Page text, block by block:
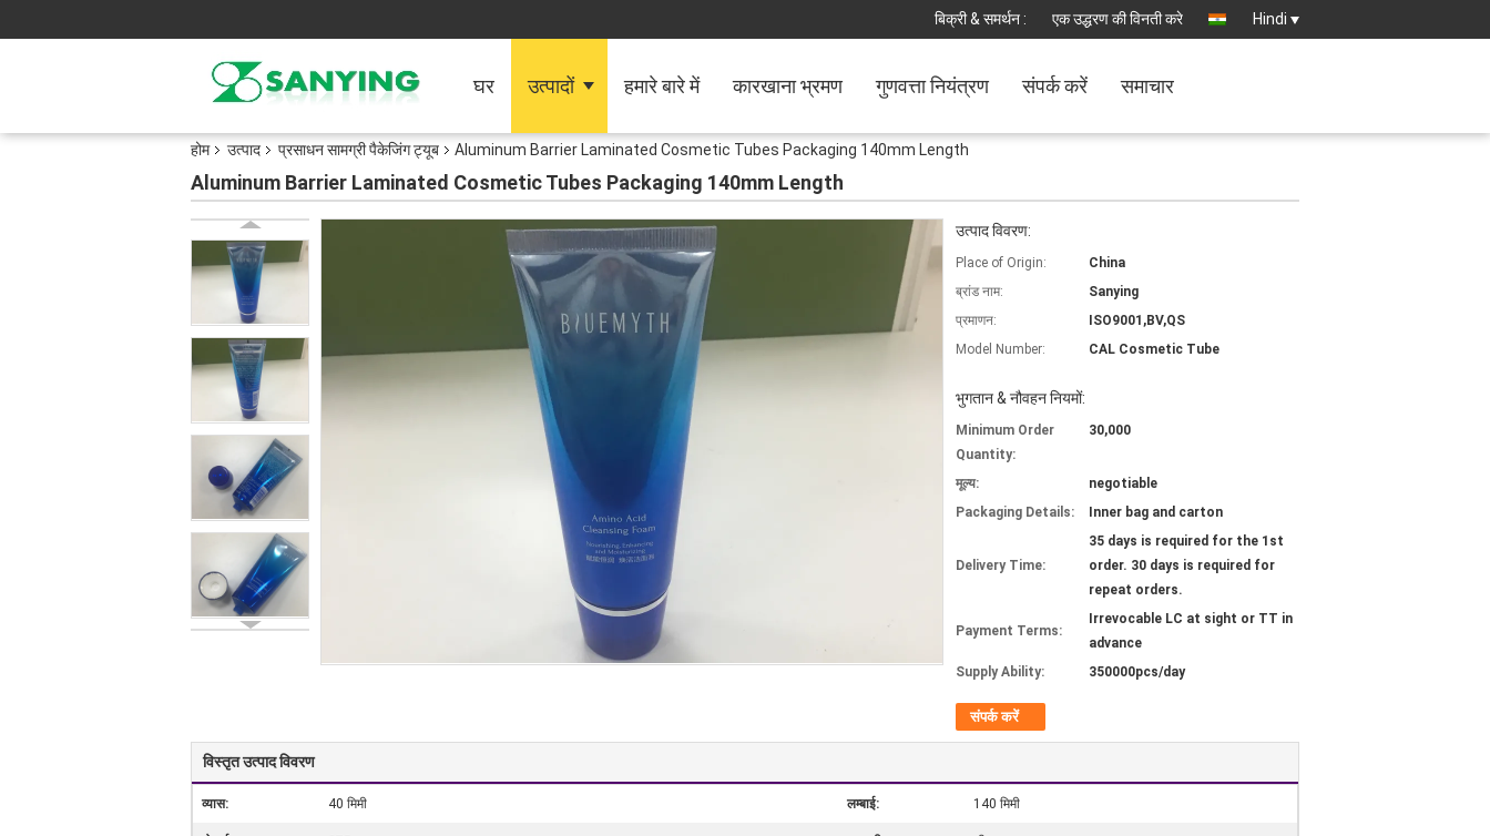
बिक्री & समर्थन : एक उद्धरण की विनती करे Hindi
घर उत्पादों हमारे बारे में कारखाना भ्रमण गुणवत्ता नियंत्रण संपर्क करें समाचार
होम उत्पाद प्रसाधन सामग्री पैकेजिंग ट्यूब Aluminum Barrier Laminated Cosmetic Tubes Packaging 140mm Length
Aluminum Barrier Laminated Cosmetic Tubes Packaging 140mm Length
उत्पाद विवरण:
Place of Origin:
China
ब्रांड नाम:
Sanying
प्रमाणन:
ISO9001,BV,QS
Model Number:
CAL Cosmetic Tube
भुगतान & नौवहन नियमों:
Minimum Order
Quantity:
30,000
मूल्य:
negotiable
Packaging Details:
Inner bag and carton
Delivery Time:
35 days is required for the 1st
order. 30 days is required for
repeat orders.
Payment Terms:
Irrevocable LC at sight or TT in
advance
Supply Ability:
350000pcs/day
संपर्क करें
विस्तृत उत्पाद विवरण
व्यास: 40 मिमी लम्बाई: 140 मिमी